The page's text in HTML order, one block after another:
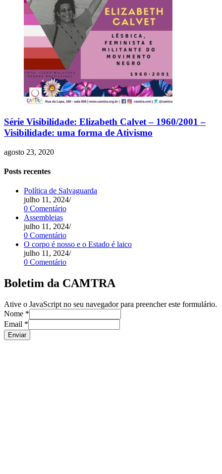
Série Visibilidade: Elizabeth Calvet – 1960/2001 –
Visibilidade: uma forma de Ativismo
agosto 23, 2020
Posts recentes
Política de Salvaguarda
julho 11, 2024/
0 Comentário
Assembleias
julho 11, 2024/
0 Comentário
O corpo é nosso e o Estado é laico
julho 11, 2024/
0 Comentário
Boletim da CAMTRA
Ative o JavaScript no seu navegador para preencher este formulário.
Nome *
Email *
Enviar